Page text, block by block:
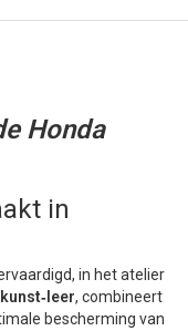
Honda
in
in het atelier
kunst‑leer, combineert
bescherming van